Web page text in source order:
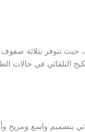
العائلية شهرة، حيث
العائلات، حيث تأتي